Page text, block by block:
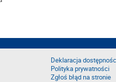
Deklaracja
Polityka prywatności
Zgłoś błąd na stronie